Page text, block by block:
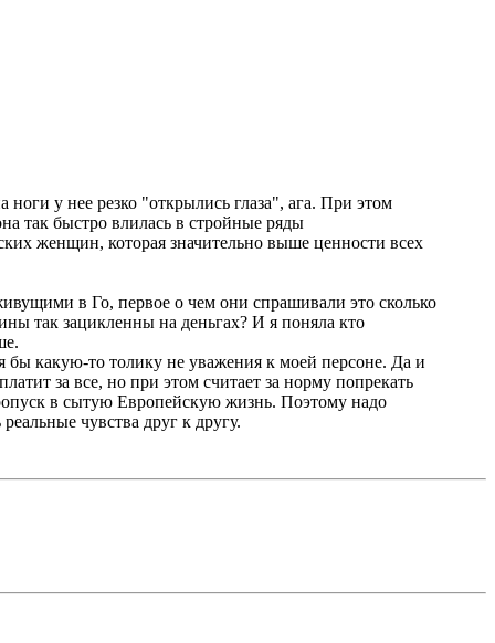
ноги у нее резко "открылись глаза", ага. При этом
так быстро влилась в стройные ряды
женщин, которая значительно выше ценности всех
в Го, первое о чем они спрашивали это сколько
так зацикленны на деньгах? И я поняла кто
бы какую-то толику не уважения к моей персоне. Да и
за все, но при этом считает за норму попрекать
в сытую Европейскую жизнь. Поэтому надо
чувства друг к другу.